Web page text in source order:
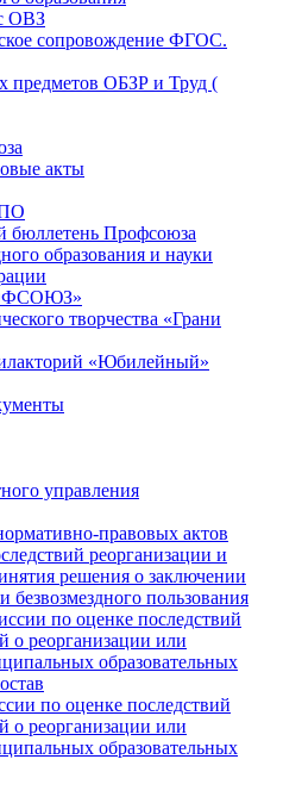
ОВЗ
сопровождение ФГОС.
предметов ОБЗР и Труд (
акты
Профсоюза
образования и науки
творчества «Грани
«Юбилейный»
управления
правовых актов
реорганизации и
решения о заключении
пользования
по оценке последствий
о реорганизации или
образовательных
по оценке последствий
о реорганизации или
образовательных